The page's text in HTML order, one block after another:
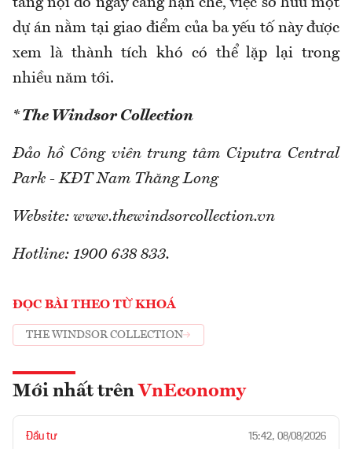
dự án nằm tại giao điểm của ba yếu tố này được
xem là thành tích khó có thể lặp lại trong
nhiều năm tới.
* The Windsor Collection
Đảo hồ Công viên trung tâm Ciputra Central
Park - KĐT Nam Thăng Long
Website: www.thewindsorcollection.vn
Hotline: 1900 638 833.
ĐỌC BÀI THEO TỪ KHOÁ
THE WINDSOR COLLECTION
Mới nhất trên VnEconomy
Đầu tư 15:42, 08/08/2026